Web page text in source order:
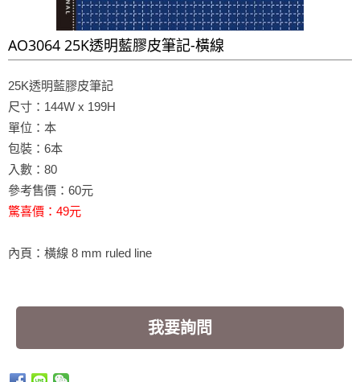
AO3064 25K透明藍膠皮筆記-橫線
25K透明藍膠皮筆記
尺寸：144W x 199H
單位：本
包裝：6本
入數：80
參考售價：60元
驚喜價：49元
內頁：橫線 8 mm ruled line
我要詢問